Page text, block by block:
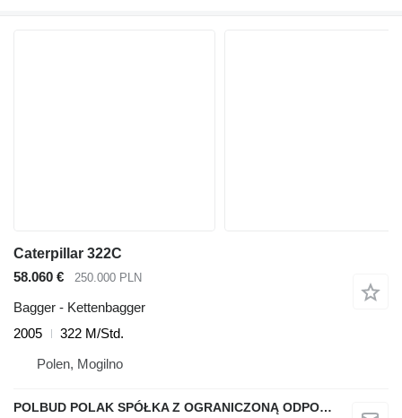
Caterpillar 322C
58.060 €
250.000 PLN
Bagger - Kettenbagger
2005
322 M/Std.
Polen, Mogilno
POLBUD POLAK SPÓŁKA Z OGRANICZONĄ ODPOWIEDZIALNOŚCIĄ